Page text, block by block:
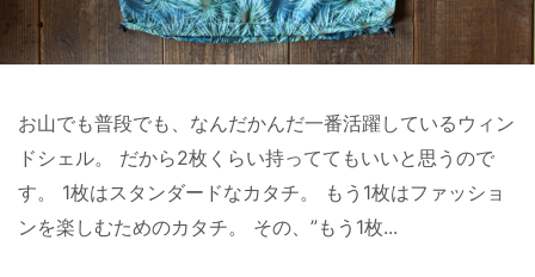
お山でも普段でも、なんだかんだ一番活躍しているウィン
ドシェル。 だから2枚くらい持っててもいいと思うので
す。 1枚はスタンダードなカタチ。 もう1枚はファッショ
ンを楽しむためのカタチ。 その、”もう1枚...